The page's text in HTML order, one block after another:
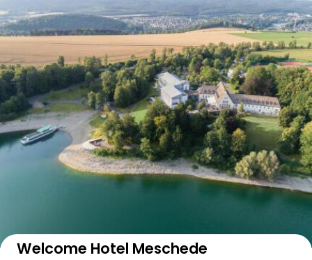
Welcome Hotel Meschede